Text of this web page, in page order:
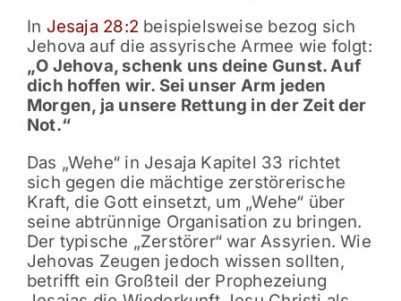
In Jesaja 28:2 beispielsweise bezog sich
Jehova auf die assyrische Armee wie folgt:
„O Jehova, schenk uns deine Gunst. Auf
dich hoffen wir. Sei unser Arm jeden
Morgen, ja unsere Rettung in der Zeit der
Not.“
Das „Wehe“ in Jesaja Kapitel 33 richtet
sich gegen die mächtige zerstörerische
Kraft, die Gott einsetzt, um „Wehe“ über
seine abtrünnige Organisation zu bringen.
Der typische „Zerstörer“ war Assyrien. Wie
Jehovas Zeugen jedoch wissen sollten,
betrifft ein Großteil der Prophezeiung